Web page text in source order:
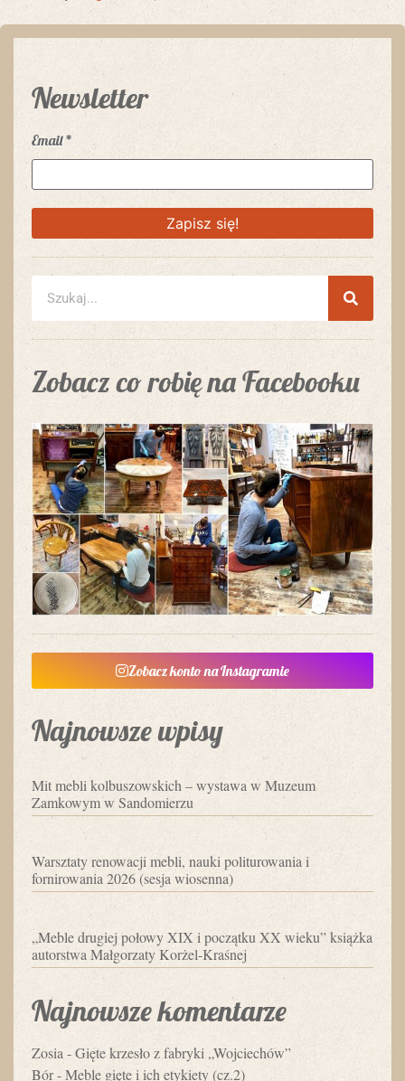
Newsletter
Email*
Zobacz co robię na Facebooku
Zobacz konto na Instagramie
Najnowsze wpisy
Mit mebli kolbuszowskich – wystawa w Muzeum
Zamkowym w Sandomierzu
Warsztaty renowacji mebli, nauki politurowania i
fornirowania 2026 (sesja wiosenna)
„Meble drugiej połowy XIX i początku XX wieku” książka
autorstwa Małgorzaty Korżel-Kraśnej
Najnowsze komentarze
Zosia -Gięte krzesło z fabryki „Wojciechów”
Bór-Meble gięte i ich etykiety (cz.2)